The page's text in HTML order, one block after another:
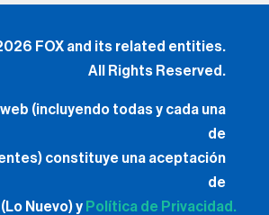
FOX and its related entities.
All Rights Reserved.
(incluyendo todas y cada una
de
constituye una aceptación
de
(Lo Nuevo) y Política de Privacidad.